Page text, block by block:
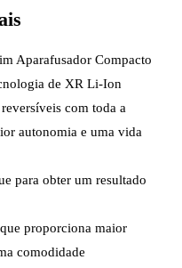
Aparafusador Compacto
de XR Li-Ion
com toda a
autonomia e uma vida
para obter um resultado
proporciona maior
comodidade